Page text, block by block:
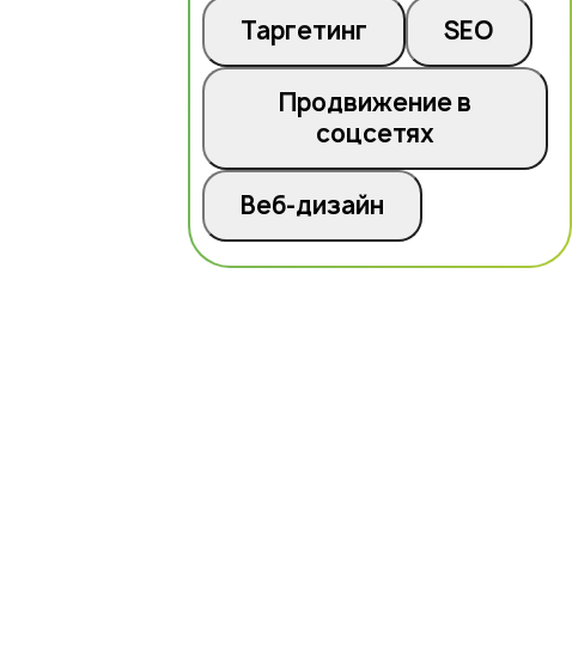
Таргетинг SEO
Продвижение в
соцсетях
Веб-дизайн